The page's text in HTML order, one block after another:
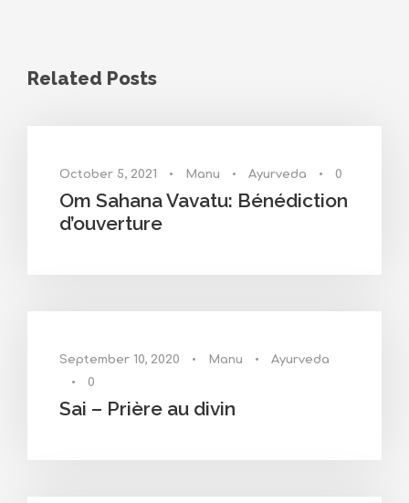
Related Posts
October 5, 2021 • Manu • Ayurveda • 0
Om Sahana Vavatu: Bénédiction
d’ouverture
September 10, 2020 • Manu •
Ayurveda
•
0
Sai – Prière au divin